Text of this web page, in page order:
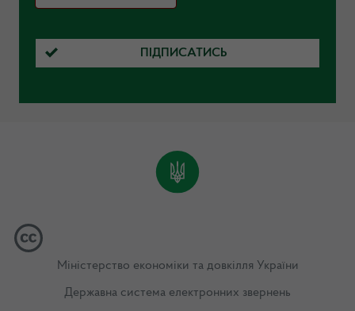
ПІДПИСАТИСЬ
Міністерство економіки та довкілля України
Державна система електронних звернень